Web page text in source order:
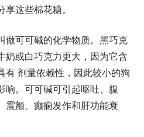
这些棉花糖。
做可可碱的化学物质。黑巧克
奶或白巧克力更大，因为它含
有 剂量依赖性，因此较小的狗
响。可可碱可引起呕吐、腹
震颤、癫痫发作和肝功能衰